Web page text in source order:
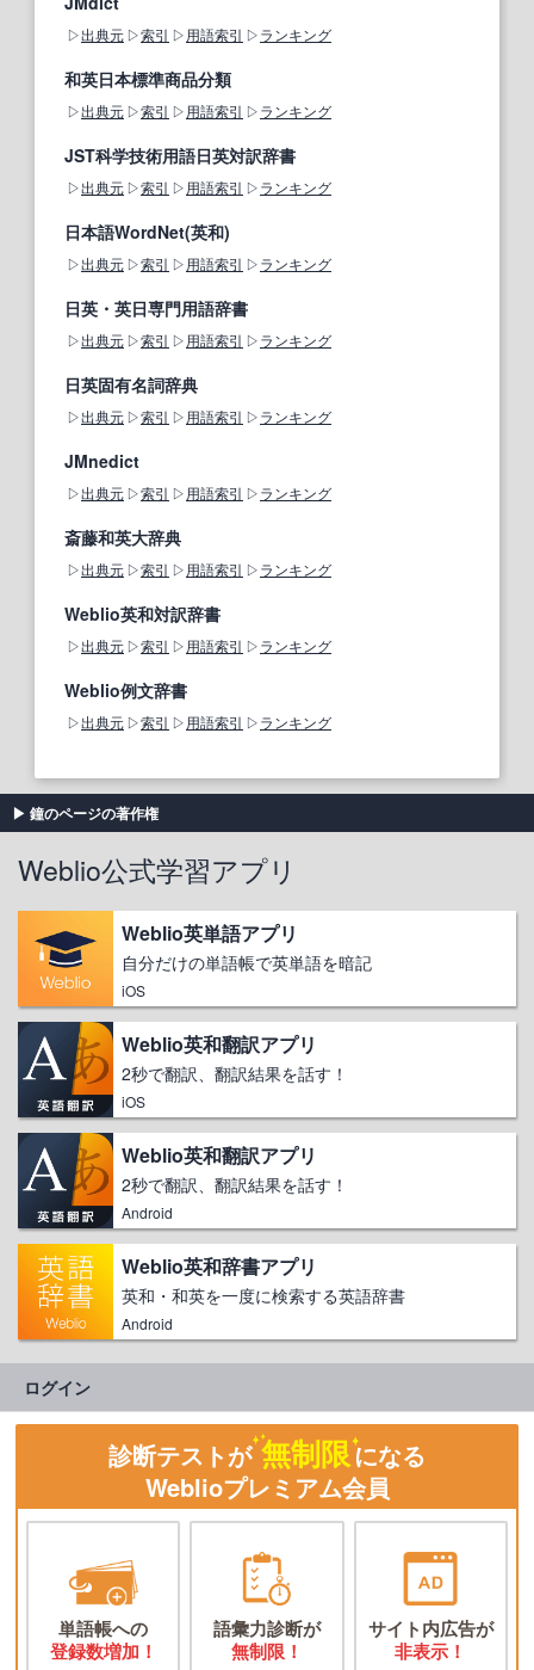
出典元 索引 用語索引 ランキング
和英日本標準商品分類
出典元 索引 用語索引 ランキング
JST科学技術用語日英対訳辞書
出典元 索引 用語索引 ランキング
日本語WordNet(英和)
出典元 索引 用語索引 ランキング
日英・英日専門用語辞書
出典元 索引 用語索引 ランキング
日英固有名詞辞典
出典元 索引 用語索引 ランキング
JMnedict
出典元 索引 用語索引 ランキング
斎藤和英大辞典
出典元 索引 用語索引 ランキング
Weblio英和対訳辞書
出典元 索引 用語索引 ランキング
Weblio例文辞書
出典元 索引 用語索引 ランキング
鐘のページの著作権
Weblio公式学習アプリ
Weblio英単語アプリ
自分だけの単語帳で英単語を暗記
iOS
Weblio英和翻訳アプリ
2秒で翻訳、翻訳結果を話す！
iOS
Weblio英和翻訳アプリ
2秒で翻訳、翻訳結果を話す！
Android
Weblio英和辞書アプリ
英和・和英を一度に検索する英語辞書
Android
ログイン
診断テストが 無制限になる
Weblioプレミアム会員
単語帳への
登録数増加！
語彙力診断が
無制限！
サイト内広告が
非表示！